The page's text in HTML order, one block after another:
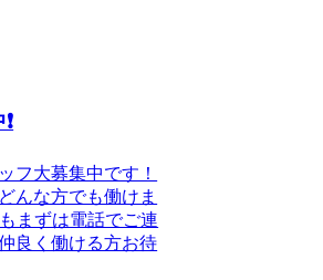
フ大募集中です！
んな方でも働けま
まずは電話でご連
良く働ける方お待